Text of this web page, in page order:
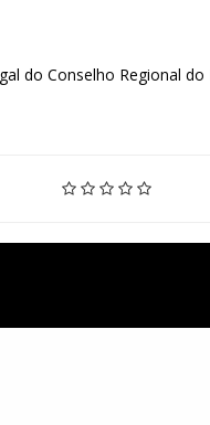
do Conselho Regional do